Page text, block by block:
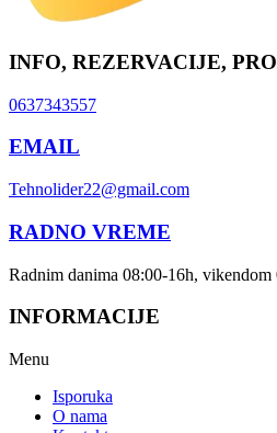
INFO, REZERVACIJE,
0637343557
EMAIL
Tehnolider22@gmail.com
RADNO VREME
Radnim danima 08:00-16h, vikendom
INFORMACIJE
Menu
Isporuka
O nama